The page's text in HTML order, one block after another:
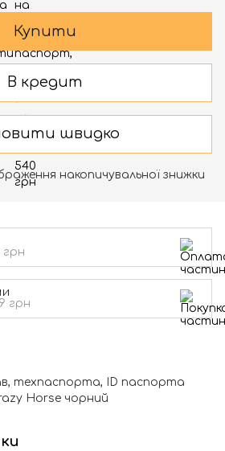
Купити
В кредит
швидко
накопичувальної знижки
грн
грн
техпаспорта, ID паспорта
Horse чорний